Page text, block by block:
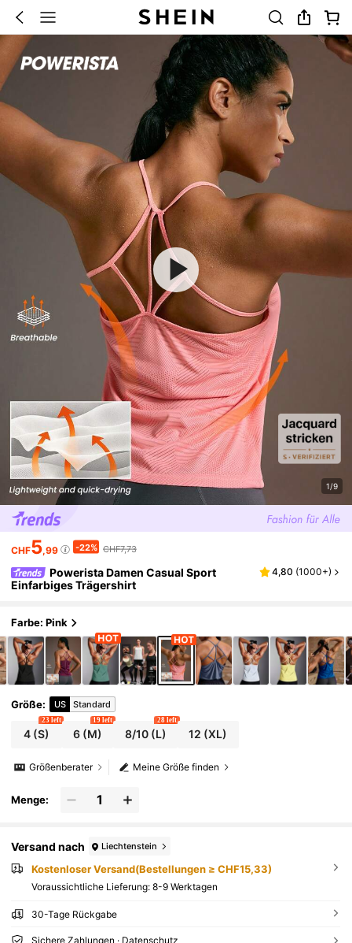
1/9
CHF5,99 -22% CHF7,73
Powerista Damen Casual Sport
Einfarbiges Trägershirt
4,80 (1000+)
Farbe: Pink
Größe: US Standard
4 (S)
23 left
6 (M)
19 left
8/10(L)
28 left
12 (XL)
Meine Größe finden
Größenberater
Menge:
Versand nach Liechtenstein
Kostenloser Versand(Bestellungen ≥ CHF15,33)
Voraussichtliche Lieferung: 8-9 Werktagen
30-Tage Rückgabe
Sichere Zahlungen · Datenschutz